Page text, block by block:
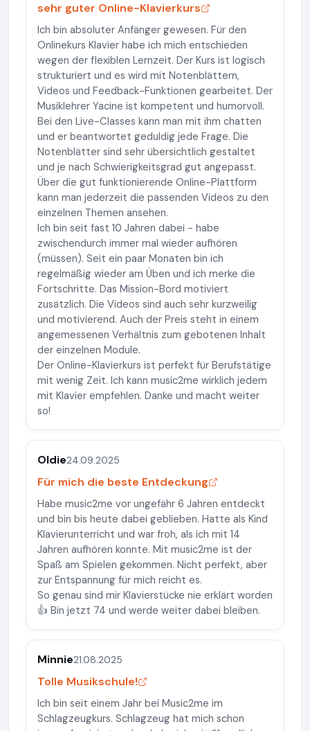
sehr guter Online-Klavierkurs
Ich bin absoluter Anfänger gewesen. Für den
Onlinekurs Klavier habe ich mich entschieden
wegen der flexiblen Lernzeit. Der Kurs ist logisch
strukturiert und es wird mit Notenblättern,
Videos und Feedback-Funktionen gearbeitet. Der
Musiklehrer Yacine ist kompetent und humorvoll.
Bei den Live-Classes kann man mit ihm chatten
und er beantwortet geduldig jede Frage. Die
Notenblätter sind sehr übersichtlich gestaltet
und je nach Schwierigkeitsgrad gut angepasst.
Über die gut funktionierende Online-Plattform
kann man jederzeit die passenden Videos zu den
einzelnen Themen ansehen.
Ich bin seit fast 10 Jahren dabei - habe
zwischendurch immer mal wieder aufhören
(müssen). Seit ein paar Monaten bin ich
regelmäßig wieder am Üben und ich merke die
Fortschritte. Das Mission-Bord motiviert
zusätzlich. Die Videos sind auch sehr kurzweilig
und motivierend. Auch der Preis steht in einem
angemessenen Verhältnis zum gebotenen Inhalt
der einzelnen Module.
Der Online-Klavierkurs ist perfekt für Berufstätige
mit wenig Zeit. Ich kann music2me wirklich jedem
mit Klavier empfehlen. Danke und macht weiter
so!
Oldie24.09.2025
Für mich die beste Entdeckung
Habe music2me vor ungefähr 6 Jahren entdeckt
und bin bis heute dabei geblieben. Hatte als Kind
Klavierunterricht und war froh, als ich mit 14
Jahren aufhören konnte. Mit music2me ist der
Spaß am Spielen gekommen. Nicht perfekt, aber
zur Entspannung für mich reicht es.
So genau sind mir Klavierstücke nie erklärt worden
👍 Bin jetzt 74 und werde weiter dabei bleiben.
Minnie21.08.2025
Tolle Musikschule!
Ich bin seit einem Jahr bei Music2me im
Schlagzeugkurs. Schlagzeug hat mich schon